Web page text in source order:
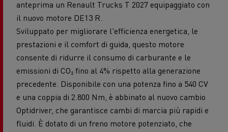
anteprima un Renault Trucks T 2027 equipaggiato con
il nuovo motore DE13 R.
Sviluppato per migliorare l'efficienza energetica, le
prestazioni e il comfort di guida, questo motore
consente di ridurre il consumo di carburante e le
emissioni di CO₂ fino al 4% rispetto alla generazione
precedente. Disponibile con una potenza fino a 540 CV
e una coppia di 2.800 Nm, è abbinato al nuovo cambio
Optidriver, che garantisce cambi di marcia più rapidi e
fluidi. È dotato di un freno motore potenziato, che